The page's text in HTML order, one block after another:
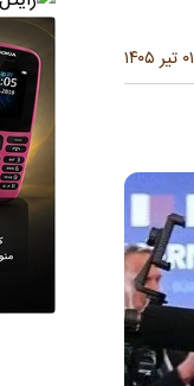
۰۱ تیر ۱۴۰۵